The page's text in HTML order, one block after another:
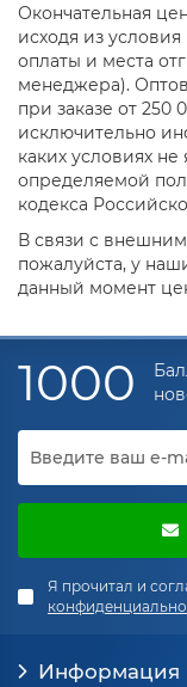
Окончательная
исходя из
оплаты и места
менеджера).
при заказе от 250
исключительно
каких условиях
определяемой
кодекса
В связи с
пожалуйста, у
данный момент
1000
Я прочитал и
Информация